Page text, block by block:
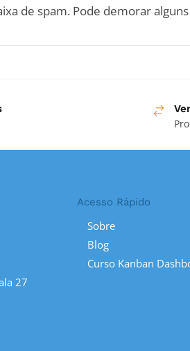
de spam. Pode demorar
27
Acesso Rápido
Sobre
Blog
Curso Kanban